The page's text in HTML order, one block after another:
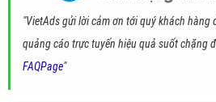
"VietAds gửi lời cảm ơn tới quý khách hàng
quảng cáo trực tuyến hiệu quả suốt chặng
FAQPage"